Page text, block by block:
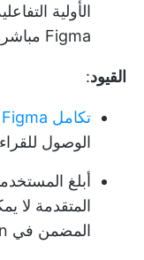
الأولية
Figma مباشرةً داخل Notion
القيود:
تكامل Figma مع Notion
الوصول
أبلغ
المتقدمة لا
المضمن في Notion